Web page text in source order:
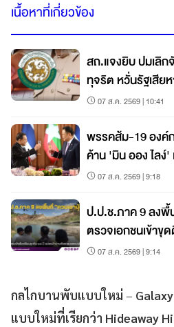
เนื้อหาที่เกี่ยวข้อง
สถ.แจงยิบ ปมเลิ
ทุจริต หวั่นรัฐเสีย
07 ส.ค. 2569 | 10:41
พรรคส้ม-19 องค์
ค้าน 'มิน ออง ไลง์'
07 ส.ค. 2569 | 9:18
ป.ป.ช.ภาค 9 ลงพื้
ตรวจเอกชนเข้าขุ
07 ส.ค. 2569 | 9:14
กลไกบานพับแบบใหม่ –
แบบใหม่ที่เรียกว่า Hideaway